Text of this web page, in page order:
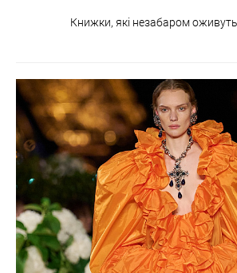
Книжки, які незабаром оживуть